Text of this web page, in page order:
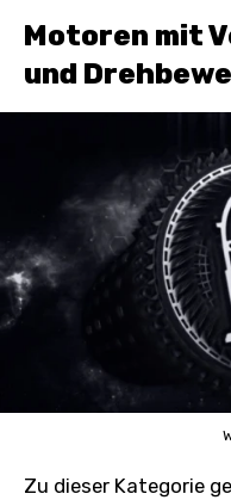
Motoren mit
und
Zu dieser Kategorie